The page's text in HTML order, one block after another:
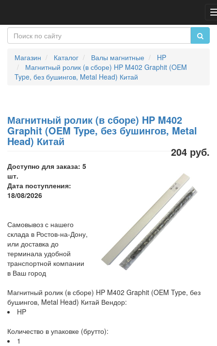
Магазин Каталог Валы магнитные
HP
Магнитный ролик (в сборе) HP M402 Graphit (OEM
Type, без бушингов, Metal Head) Китай
Магнитный ролик (в сборе) HP M402
Graphit (OEM Type, без бушингов, Metal
Head) Китай
204 руб.
Доступно для заказа: 5
шт.
Дата поступления:
18/08/2026
Самовывоз с нашего
склада в Ростов-на-Дону,
или доставка до
терминала удобной
транспортной компании
в Ваш город
Магнитный ролик (в сборе) HP M402 Graphit (OEM Type, без
бушингов, Metal Head) Китай Вендор:
HP
Количество в упаковке (брутто):
1